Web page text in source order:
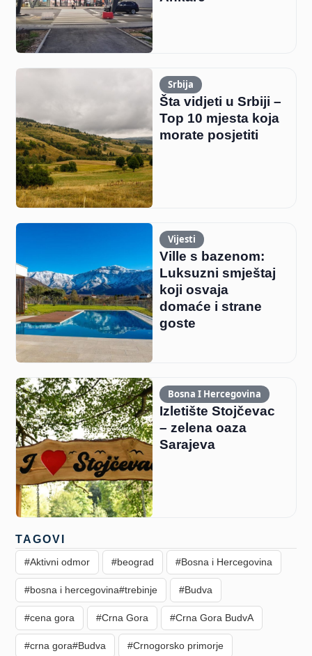
Srbija
Šta vidjeti u Srbiji –
Top 10 mjesta koja
morate posjetiti
Vijesti
Ville s bazenom:
Luksuzni smještaj
koji osvaja
domaće i strane
goste
Bosna I Hercegovina
Izletište Stojčevac
– zelena oaza
Sarajeva
TAGOVI
#Aktivni odmor #beograd #Bosna i Hercegovina
#bosna i hercegovina#trebinje #Budva
#cena gora #Crna Gora #Crna Gora BudvA
#crna gora#Budva #Crnogorsko primorje